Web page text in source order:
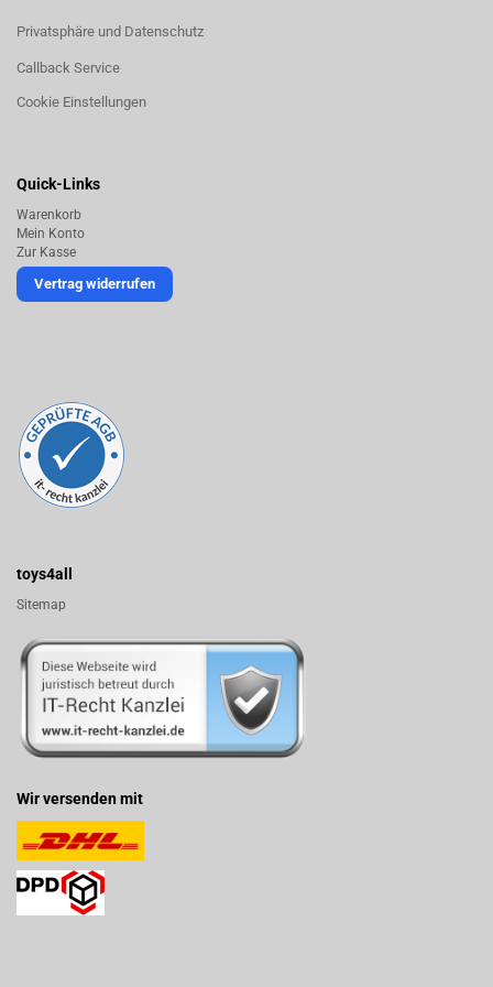
Privatsphäre und Datenschutz
Callback Service
Cookie Einstellungen
Quick-Links
Warenkorb
Mein Konto
Zur Kasse
Vertrag widerrufen
toys4all
Sitemap
Wir versenden mit